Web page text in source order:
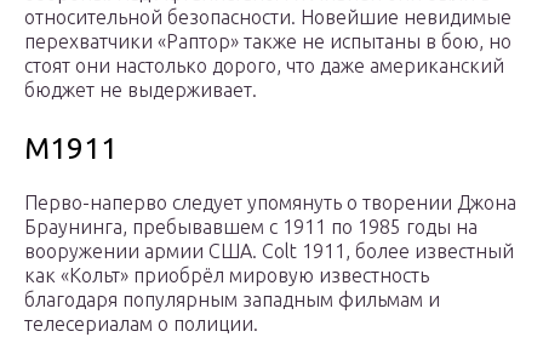
относительной безопасности. Новейшие невидимые
перехватчики «Раптор» также не испытаны в бою, но
стоят они настолько дорого, что даже американский
бюджет не выдерживает.
M1911
Перво-наперво следует упомянуть о творении Джона
Браунинга, пребывавшем с 1911 по 1985 годы на
вооружении армии США. Colt 1911, более известный
как «Кольт» приобрёл мировую известность
благодаря популярным западным фильмам и
телесериалам о полиции.